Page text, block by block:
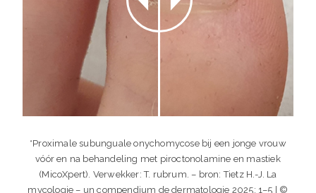
*Proximale subunguale onychomycose bij een jonge vrouw
vóór en na behandeling met piroctonolamine en mastiek
(MicoXpert). Verwekker: T. rubrum. – bron: Tietz H.-J. La
mycologie – un compendium de dermatologie 2025; 1–5 | ©